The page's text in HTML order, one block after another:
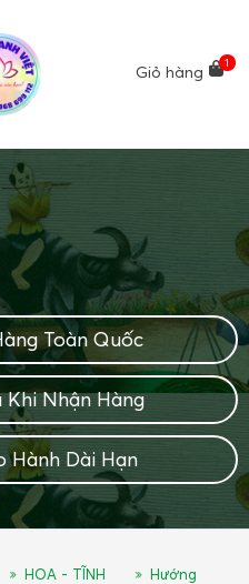
Giỏ hàng
1
Toàn Quốc
Khi Nhận Hàng
Hành Dài Hạn
HOA - TĨNH
Hướng